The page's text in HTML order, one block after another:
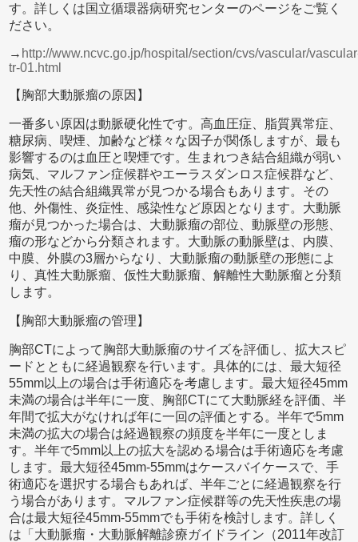
す。詳しくは国立循環器病研究センターのページをご覧く
ださい。
→ http://www.ncvc.go.jp/hospital/section/cvs/vascular/
tr-01.html
【胸部大動脈瘤の原因】
一番多い原因は動脈硬化性です。高血圧症、脂質異常症、
糖尿病、喫煙、加齢など様々な因子が関係しますが、最も
影響するのは血圧と喫煙です。生まれつき結合組織が弱い
病気、マルファン症候群やエーラスダンロス症候群など、
先天性の結合組織異常が見つかる場合もあります。その
他、外傷性、炎症性、感染性など原因となります。大動脈
瘤が見つかった場合は、大動脈瘤の部位、動脈壁の形態、
瘤の形などから分類されます。大動脈の動脈壁は、内膜、
中膜、外膜の3層からなり、大動脈瘤の動脈壁の形態によ
り、真性大動脈瘤、仮性大動脈瘤、解離性大動脈瘤と分類
します。
【胸部大動脈瘤の管理】
胸部CTによって胸部大動脈瘤のサイズを評価し、拡大スピ
ードとともに経過観察を行います。具体的には、最大短径
55mm以上の場合は手術適応を考慮します。最大短径45mm
未満の場合は半年に一度、胸部CTにて大動脈経を評価、半
年間で拡大がなければ年に一回の評価とする。半年で5mm
未満の拡大の場合は経過観察の頻度を半年に一度としま
す。半年で5mm以上の拡大を認める場合は手術適応を考慮
します。最大短径45mm-55mmはケースバイケースで、手
術適応を選択する場合もあれば、半年ごとに経過観察を行
う場合があります。マルファン症候群等の先天性疾患の場
合は最大短径45mm-55mmでも手術を検討します。詳しく
は「大動脈瘤・大動脈解離診療ガイドライン（2011年改訂